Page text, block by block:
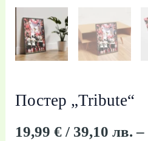
Постер „Tribute“
19,99€ / 39,10 лв.–
/